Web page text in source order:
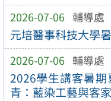
2026-07-06 輔導處
元培醫事科技大學
2026-07-06 輔導處
2026學生講客暑
青：藍染工藝與客